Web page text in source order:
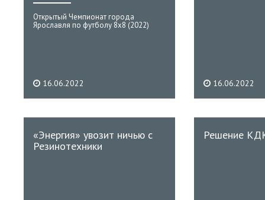
Открытый Чемпионат города
Ярославля по футболу 8х8 (2022)
16.06.2022 16.06.2022
«Энергия» увозит ничью с
Резинотехники
Решение